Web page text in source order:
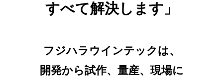
すべて解決します」
フジハラウインテックは、
開発から試作、量産、現場に